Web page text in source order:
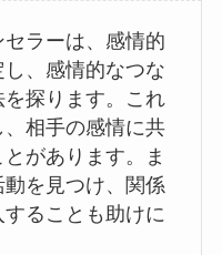
ラーは、感情的
、感情的なつな
探ります。これ
相手の感情に共
があります。ま
を見つけ、関係
ることも助けに